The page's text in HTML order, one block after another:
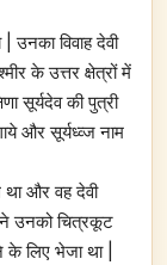
उनका विवाह देवी
के उत्तर क्षेत्रों में
सूर्यदेव की पुत्री
और सूर्यध्व्ज नाम
था और वह देवी
ने उनको चित्रकूट
के लिए भेजा था |